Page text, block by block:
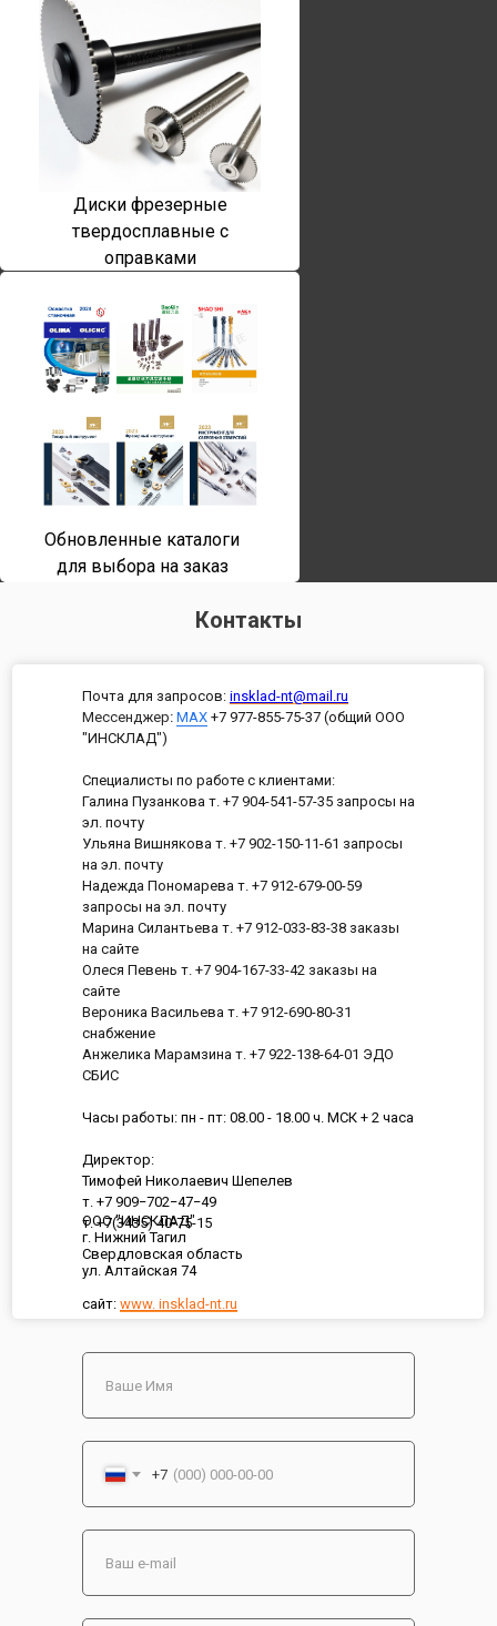
Диски фрезерные
твердосплавные с
оправками
Обновленные каталоги
для выбора на заказ
Контакты
ООО "ИНСКЛАД"
г. Нижний Тагил
Свердловская область
ул. Алтайская 74
сайт: www. insklad-nt.ru
Почта для запросов: insklad-nt@mail.ru
Мессенджер: MAX +7 977-855-75-37 (общий ООО
"ИНСКЛАД")
Специалисты по работе с клиентами:
Галина Пузанкова т. +7 904-541-57-35 запросы на
эл. почту
Ульяна Вишнякова т. +7 902-150-11-61 запросы
на эл. почту
Надежда Пономарева т. +7 912-679-00-59
запросы на эл. почту
Марина Силантьева т. +7 912-033-83-38 заказы
на сайте
Олеся Певень т. +7 904-167-33-42 заказы на
сайте
Вероника Васильева т. +7 912-690-80-31
снабжение
Анжелика Марамзина т. +7 922-138-64-01 ЭДО
СБИС
Часы работы: пн - пт: 08.00 - 18.00 ч. МСК + 2 часа
Директор:
Тимофей Николаевич Шепелев
т. +7 909−702−47−49
т. +7(3435) 40-75-15
+7